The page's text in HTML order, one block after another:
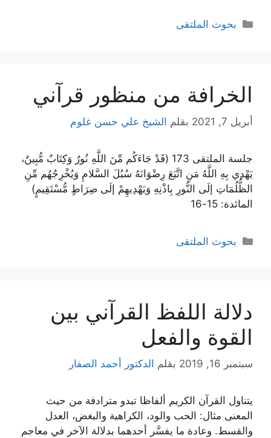
التصنيفات
بحوث الملتقى
الخرافة من منظور قرآني
أبريل 7, 2021 بقلم الشيخ علي حسن غلوم
جلسة الملتقى 173 (قَدْ جَاءَكُم مِّنَ اللَّهِ نُورٌ وَكِتَابٌ مُّبِينٌ،
يَهْدِي بِهِ اللَّهُ مَنِ اتَّبَعَ رِضْوَانَهُ سُبُلَ السَّلامِ وَيُخْرِجُهُم مِّنِ
الظُّلُمَاتِ إلَى النُّورِ بِاذْنِهِ وَيَهْدِيهِمْ إلَى صِرَاطٍ مُّسْتَقِيمٍ)
المائدة: 15-16
التصنيفات
بحوث الملتقى
دلالة اللفظ القرآني بين
القوة والفعل
سبتمبر 16, 2019 بقلم الدكتور أحمد الصفار
يتناول القرآن الكريم ألفاظا تبدو مترادفة من حيث
المعنى مثال: الحب والود، الكراهية والبغض، العدل
والقسط. وعادة ما يفسَّر أحدهما بدلالة الآخر في معاجم